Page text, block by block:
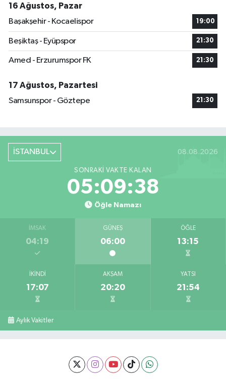
16 Ağustos, Pazar
Başakşehir - Kocaelispor
19:00
Beşiktaş - Eyüpspor 21:30
Amed - Erzurumspor FK 21:30
17 Ağustos, Pazartesi
Samsunspor - Göztepe
21:30
İSTANBUL 08.08.2026
SONRAKI VAKTE KALAN
05:09:38
Öğle Namazı
İMSAK
04:19
GÜNEŞ
06:00
ÖĞLE
13:15
İKINDI
17:07
AKŞAM
20:20
YATSI
21:54
Aylık Vakitler